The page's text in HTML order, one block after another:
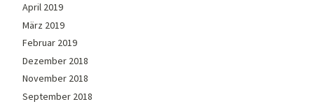
April 2019
März 2019
Februar 2019
Dezember 2018
November 2018
September 2018